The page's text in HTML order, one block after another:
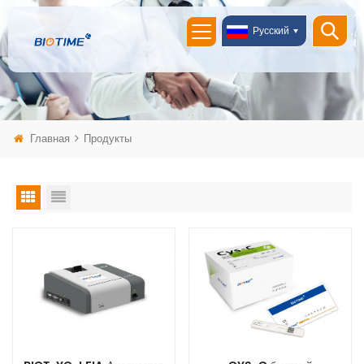
Русский
Главная Продукты